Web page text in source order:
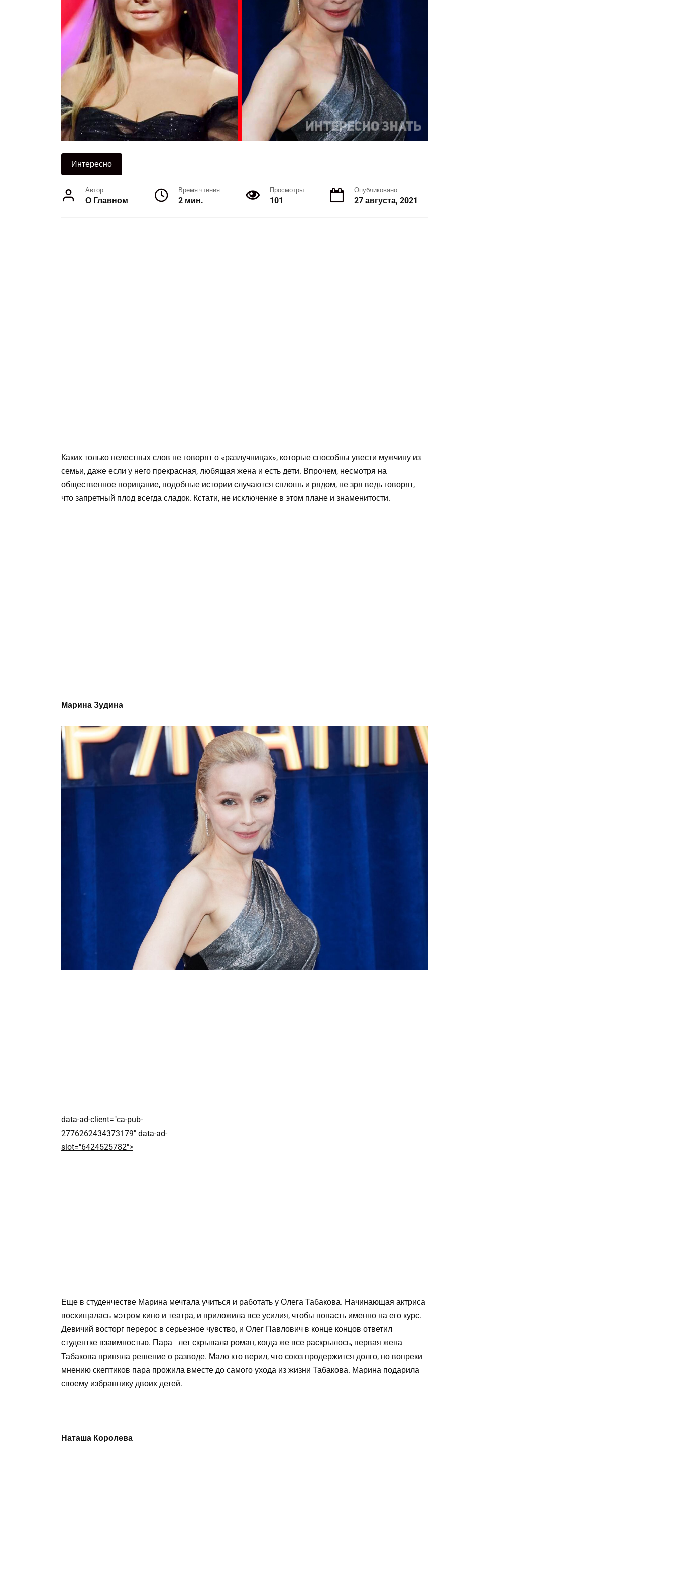
Интересно
Автор
О Главном
Время чтения
2 мин.
Просмотры
101
Опубликовано
27 августа, 2021
Каких только нелестных слов не говорят о «разлучницах», которые способны увести мужчину из
семьи, даже если у него прекрасная, любящая жена и есть дети. Впрочем, несмотря на
общественное порицание, подобные истории случаются сплошь и рядом, не зря ведь говорят,
что запретный плод всегда сладок. Кстати, не исключение в этом плане и знаменитости.
Марина Зудина
data-ad-client="ca-pub-
2776262434373179" data-ad-
slot="6424525782">
Еще в студенчестве Марина мечтала учиться и работать у Олега Табакова. Начинающая актриса
восхищалась мэтром кино и театра, и приложила все усилия, чтобы попасть именно на его курс.
Девичий восторг перерос в серьезное чувство, и Олег Павлович в конце концов ответил
студентке взаимностью. Пара лет скрывала роман, когда же все раскрылось, первая жена
Табакова приняла решение о разводе. Мало кто верил, что союз продержится долго, но вопреки
мнению скептиков пара прожила вместе до самого ухода из жизни Табакова. Марина подарила
своему избраннику двоих детей.
Наташа Королева